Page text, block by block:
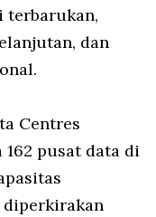
terbarukan,
dan
Centres
pusat data di
diperkirakan